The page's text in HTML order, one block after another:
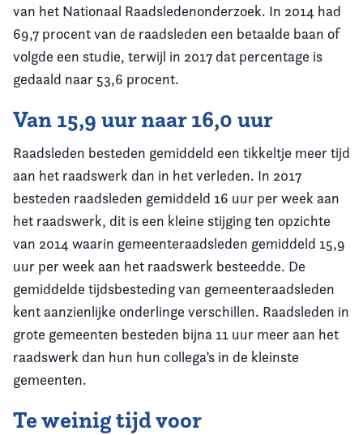
van het Nationaal Raadsledenonderzoek. In 2014 had
69,7 procent van de raadsleden een betaalde baan of
volgde een studie, terwijl in 2017 dat percentage is
gedaald naar 53,6 procent.
Van 15,9 uur naar 16,0 uur
Raadsleden besteden gemiddeld een tikkeltje meer tijd
aan het raadswerk dan in het verleden. In 2017
besteden raadsleden gemiddeld 16 uur per week aan
het raadswerk, dit is een kleine stijging ten opzichte
van 2014 waarin gemeenteraadsleden gemiddeld 15,9
uur per week aan het raadswerk besteedde. De
gemiddelde tijdsbesteding van gemeenteraadsleden
kent aanzienlijke onderlinge verschillen. Raadsleden in
grote gemeenten besteden bijna 11 uur meer aan het
raadswerk dan hun hun collega’s in de kleinste
gemeenten.
Te weinig tijd voor